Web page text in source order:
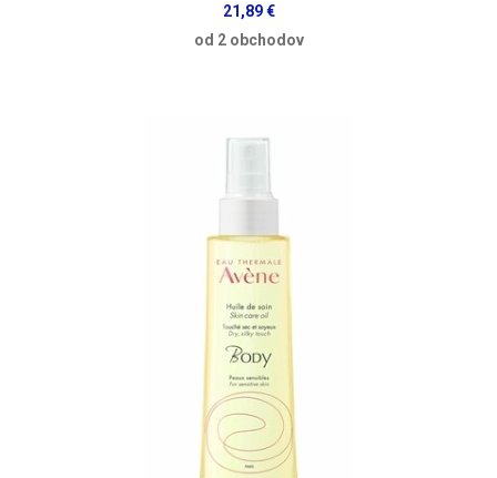
21,89 €
od 2 obchodov